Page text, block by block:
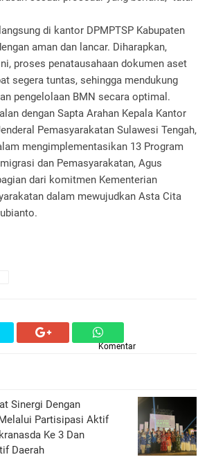
di kantor DPMPTSP Kabupaten
aman dan lancar. Diharapkan,
proses penatausahaan dokumen aset
segera tuntas, sehingga mendukung
pengelolaan BMN secara optimal.
dengan Sapta Arahan Kepala Kantor
Pemasyarakatan Sulawesi Tengah,
mengimplementasikan 13 Program
dan Pemasyarakatan, Agus
dari komitmen Kementerian
dalam mewujudkan Asta Cita
Komentar
Sinergi Dengan
Partisipasi Aktif
Ke 3 Dan
Daerah